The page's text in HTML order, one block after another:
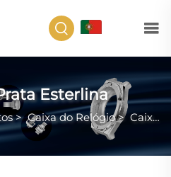
Esterlina
>Caixa do Relógio> Caixa em Prata Esterlina